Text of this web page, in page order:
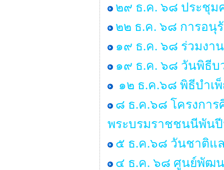
๒๙ ธ.ค. ๖๘ ประชุม
๒๒ ธ.ค. ๖๘ การอนุ
๑๙ ธ.ค. ๖๘ ร่วมงา
๑๙ ธ.ค. ๖๘ วันพิธีบ
๑๒ ธ.ค.๖๘ พิธีบำ
๘ ธ.ค.๖๘ โครงการ
พระบรมราชชนนีพัน
๕ ธ.ค.๖๘ วันชาติแ
๔ ธ.ค. ๖๘ ศูนย์พัฒน